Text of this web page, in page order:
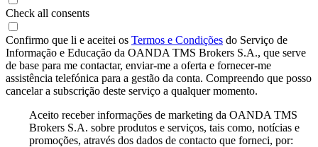
Check all consents
Confirmo que li e aceitei os Termos e Condições do Serviço de
Informação e Educação da OANDA TMS Brokers S.A., que serve
de base para me contactar, enviar-me a oferta e fornecer-me
assistência telefónica para a gestão da conta. Compreendo que posso
cancelar a subscrição deste serviço a qualquer momento.
Aceito receber informações de marketing da OANDA TMS
Brokers S.A. sobre produtos e serviços, tais como, notícias e
promoções, através dos dados de contacto que forneci, por: